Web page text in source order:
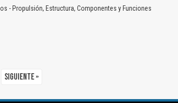
- Propulsión, Estructura, Componentes y Funciones
Siguiente »